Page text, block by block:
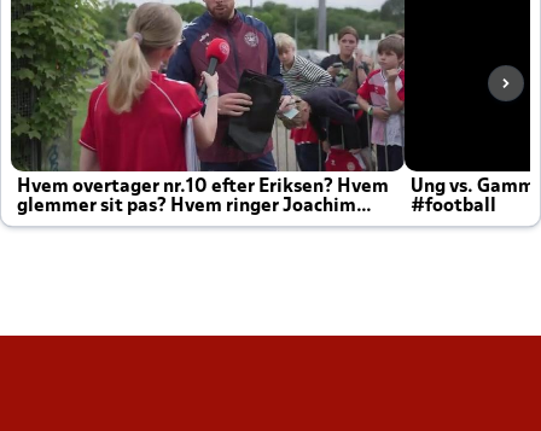
Hvem overtager nr.10 efter Eriksen? Hvem
glemmer sit pas? Hvem ringer Joachim
altid til efter kampe?
Ung vs.
#football